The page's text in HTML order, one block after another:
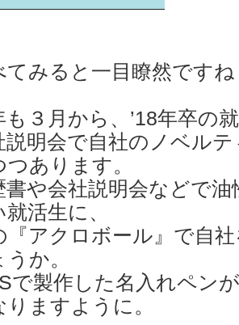
てみると一目瞭然です
も３月から、’18年卒の
説明会で自社のノベル
つあります。
書や会社説明会などで
就活生に、
『アクロボール』で自
うか。
で製作した名入れペン
りますように。